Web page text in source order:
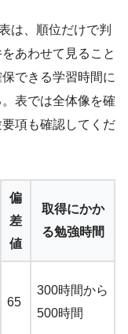
は、順位だけで判
あわせて見ること
できる学習時間に
表では全体像を確
項も確認してくだ
偏
差
値
取得にかか
る勉強時間
65
300時間から
500時間